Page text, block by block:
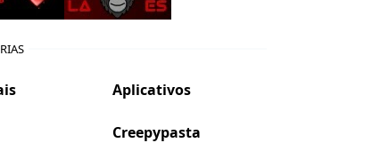
Aplicativos
Creepypasta